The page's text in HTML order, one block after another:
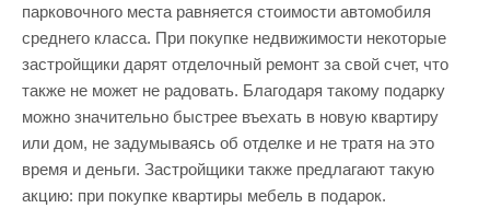
парковочного места равняется стоимости автомобиля
среднего класса. При покупке недвижимости некоторые
застройщики дарят отделочный ремонт за свой счет, что
также не может не радовать. Благодаря такому подарку
можно значительно быстрее въехать в новую квартиру
или дом, не задумываясь об отделке и не тратя на это
время и деньги. Застройщики также предлагают такую
акцию: при покупке квартиры мебель в подарок.